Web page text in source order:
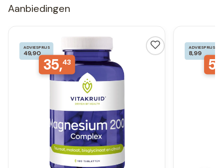
Aanbiedingen
ADVIESPRIJS
49,90
35,43
ADVIESPRIJS
8,99
5,